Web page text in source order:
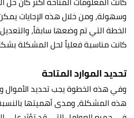
وسهولة، ومن خلال هذه الإجايات
الخطة التي تم وضعها سابقاً،
كانت مناسبة فعلياً لحل المشكلة
تحديد الموارد المتاحة
وفي هذه الخطوة يجب تحديد
هذه المشكلة، ومدى أهميتها